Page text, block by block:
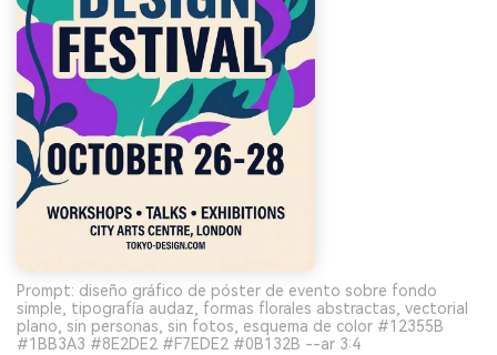
Prompt: diseño gráfico de póster de evento sobre fondo
simple, tipografía audaz, formas florales abstractas, vectorial
plano, sin personas, sin fotos, esquema de color #12355B
#1BB3A3 #8E2DE2 #F7EDE2 #0B132B --ar 3:4